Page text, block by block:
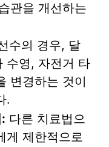
관을 개선하는
수의 경우, 달
수영, 자전거 타
변경하는 것이
.
다른 치료법으
게 제한적으로